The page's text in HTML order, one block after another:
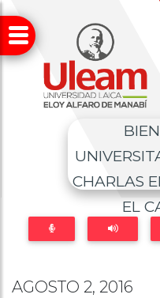
CHARLAS
EL
AGOSTO 2, 2016